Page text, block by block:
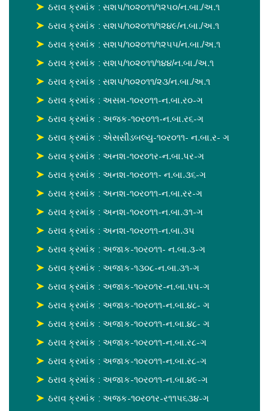
ઠરાવ ક્રમાંક : સશપ/૧૦૨૦૧૧/૧૨૫૦/ન.બા./અ.૧
ઠરાવ ક્રમાંક : સશપ/૧૦૨૦૧૧/૧૨૪૯/ન.બા./અ.૧
ઠરાવ ક્રમાંક : સશપ/૧૦૨૦૧૧/૧૨૫૫/ન.બા./અ.૧
ઠરાવ ક્રમાંક : સશપ/૧૦૨૦૧૧/૧૪૪/ન.બા./અ.૧
ઠરાવ ક્રમાંક : સશપ/૧૦૨૦૧૧/૨૩/ન.બા./અ.૧
ઠરાવ ક્રમાંક : અસમ-૧૦ર૦૧૧-ન.બા.ર૦-ગ
ઠરાવ ક્રમાંક : અજક-૧૦ર૦૧૧-ન.બા.ર૬-ગ
ઠરાવ ક્રમાંક : એસસીડબલ્યુ-૧૦ર૦૧૧- ન.બા.ર- ગ
ઠરાવ ક્રમાંક : અનશ-૧૦ર૦૧ર-ન.બા.પર-ગ
ઠરાવ ક્રમાંક : અનશ-૧૦ર૦૧૧- ન.બા.૩૬-ગ
ઠરાવ ક્રમાંક : અનશ-૧૦ર૦૧૧-ન.બા.રર-ગ
ઠરાવ ક્રમાંક : અનશ-૧૦ર૦૧૧-ન.બા.૩૧-ગ
ઠરાવ ક્રમાંક : અનશ-૧૦ર૦૧૧-ન.બા.૩પ
ઠરાવ ક્રમાંક : અજાક-૧૦ર૦૧૧- ન.બા.૩-ગ
ઠરાવ ક્રમાંક : અજાક-૧૩૦૮-ન.બા.૩૧-ગ
ઠરાવ ક્રમાંક : અજાક-૧૦ર૦૧ર-ન.બા.પપ-ગ
ઠરાવ ક્રમાંક : અજાક-૧૦ર૦૧૧-ન.બા.૪૮- ગ
ઠરાવ ક્રમાંક : અજાક-૧૦ર૦૧૧-ન.બા.૪૮- ગ
ઠરાવ ક્રમાંક : અજાક-૧૦ર૦૧૧-ન.બા.ર૮-ગ
ઠરાવ ક્રમાંક : અજાક-૧૦ર૦૧૧-ન.બા.ર૮-ગ
ઠરાવ ક્રમાંક : અજાક-૧૦ર૦૧૧-ન.બા.૪૯-ગ
ઠરાવ ક્રમાંક : અજક-૧૦ર૦૧ર-ર૧૧પ૬૩૪-ગ